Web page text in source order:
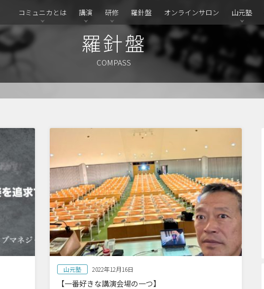
コミュニカとは 講演 研修 羅針盤 オンラインサロン 山元塾
羅針盤
COMPASS
山元塾 2022年12月16日
【一番好きな講演会場の一つ】